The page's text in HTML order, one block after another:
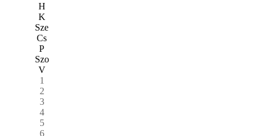
H
K
Sze
Cs
P
Szo
V
1
2
3
4
5
6